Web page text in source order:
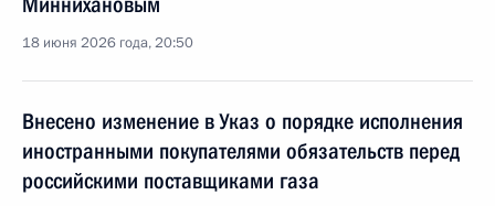
18 июня 2026 года, 20:50
Внесено изменение в Указ о порядке исполнения
иностранными покупателями обязательств перед
российскими поставщиками газа